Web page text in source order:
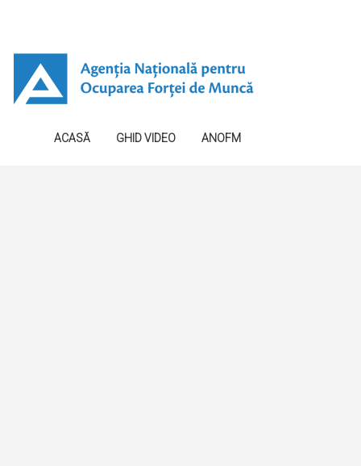
ACASĂ GHID VIDEO ANOFM